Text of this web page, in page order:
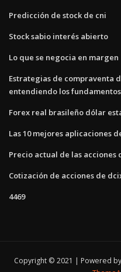
Predicción de stock de cni
Stock sabio interés abierto
Lo que se negocia en margen
Estrategias de compraventa
entendiendo los fundamentos
Forex real brasileño dólar
Las 10 mejores aplicaciones
Precio actual de las acciones
Cotización de acciones de
4469
Copyright © 2021 | Powered by